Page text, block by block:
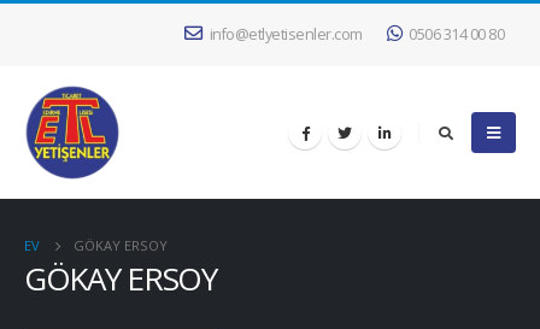
info@etlyetisenler.com 0506 314 00 80
EV GÖKAY ERSOY
GÖKAY ERSOY